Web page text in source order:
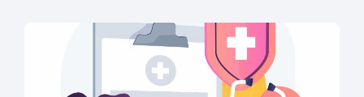
očekuje bogat stručni program s predavanjima
renomiranih domaćih i međunarodnih predavača: U sklopu
programa održat će se i panel rasprava „Profesija
groomera: od edukacije […]